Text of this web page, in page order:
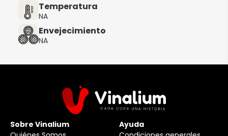
Temperatura
NA
Envejecimiento
NA
Sobre Vinalium
Ayuda